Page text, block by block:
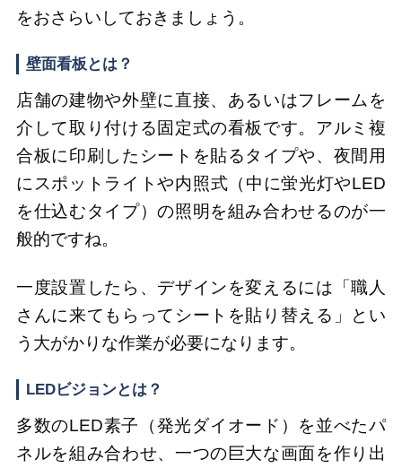
をおさらいしておきましょう。
壁面看板とは？
店舗の建物や外壁に直接、あるいはフレームを
介して取り付ける固定式の看板です。アルミ複
合板に印刷したシートを貼るタイプや、夜間用
にスポットライトや内照式（中に蛍光灯やLED
を仕込むタイプ）の照明を組み合わせるのが一
般的ですね。
一度設置したら、デザインを変えるには「職人
さんに来てもらってシートを貼り替える」とい
う大がかりな作業が必要になります。
LEDビジョンとは？
多数のLED素子（発光ダイオード）を並べたパ
ネルを組み合わせ、一つの巨大な画面を作り出